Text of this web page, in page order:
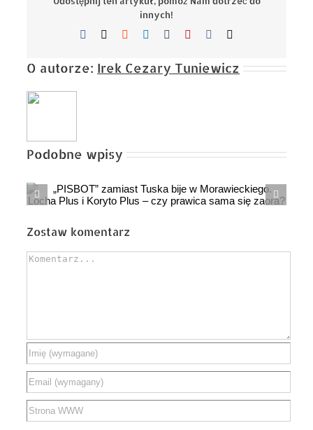
innych!
Facebook Reddit LinkedIn
TumblrPinterest
O autorze: Irek Cezary Tuniewicz
Podobne wpisy
Zostaw komentarz
Comment